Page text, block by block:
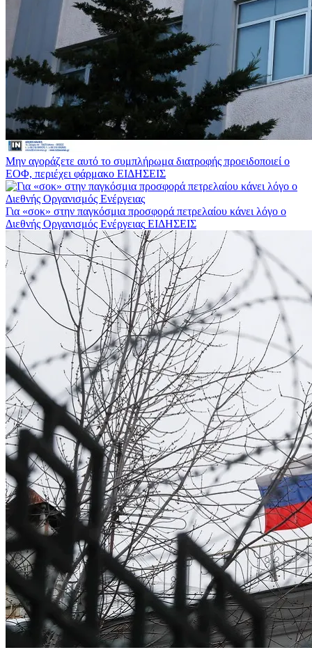
Μην αγοράζετε αυτό το συμπλήρωμα διατροφής προειδοποιεί ο
ΕΟΦ, περιέχει φάρμακο ΕΙΔΗΣΕΙΣ
Για «σοκ» στην παγκόσμια προσφορά πετρελαίου κάνει λόγο ο
Διεθνής Οργανισμός Ενέργειας ΕΙΔΗΣΕΙΣ